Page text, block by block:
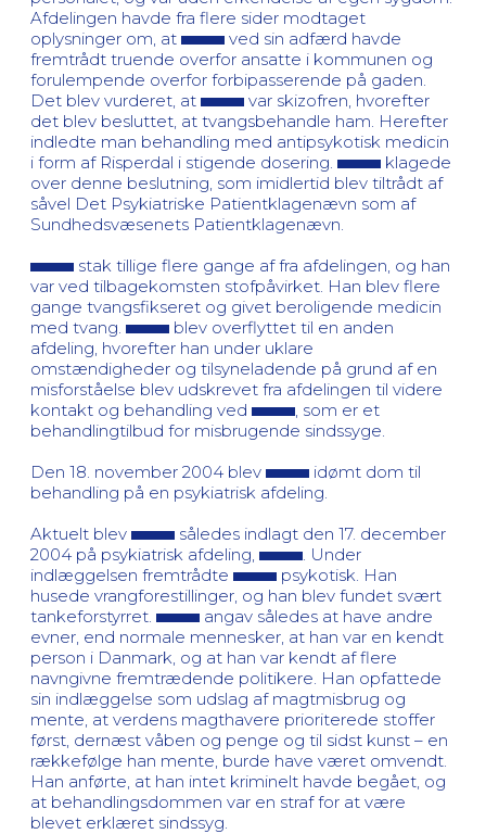
Afdelingen havde fra flere sider modtaget
oplysninger om, at
ved sin adfærd havde
fremtrådt truende overfor ansatte i kommunen og
forulempende overfor forbipasserende på gaden.
Det blev vurderet, at
var skizofren, hvorefter
det blev besluttet, at tvangsbehandle ham. Herefter
indledte man behandling med antipsykotisk medicin
i form af Risperdal i stigende dosering.
klagede
over denne beslutning, som imidlertid blev tiltrådt af
såvel Det Psykiatriske Patientklagenævn som af
Sundhedsvæsenets Patientklagenævn.
stak tillige flere gange af fra afdelingen, og han
var ved tilbagekomsten stofpåvirket. Han blev flere
gange tvangsfikseret og givet beroligende medicin
med tvang.
blev overflyttet til en anden
afdeling, hvorefter han under uklare
omstændigheder og tilsyneladende på grund af en
misforståelse blev udskrevet fra afdelingen til videre
kontakt og behandling ved
, som er et
behandlingtilbud for misbrugende sindssyge.
Den 18. november 2004 blev
idømt dom til
behandling på en psykiatrisk afdeling.
Aktuelt blev
således indlagt den 17. december
2004 på psykiatrisk afdeling,
. Under
indlæggelsen fremtrådte
psykotisk. Han
husede vrangforestillinger, og han blev fundet svært
tankeforstyrret.
angav således at have andre
evner, end normale mennesker, at han var en kendt
person i Danmark, og at han var kendt af flere
navngivne fremtrædende politikere. Han opfattede
sin indlæggelse som udslag af magtmisbrug og
mente, at verdens magthavere prioriterede stoffer
først, dernæst våben og penge og til sidst kunst – en
rækkefølge han mente, burde have været omvendt.
Han anførte, at han intet kriminelt havde begået, og
at behandlingsdommen var en straf for at være
blevet erklæret sindssyg.